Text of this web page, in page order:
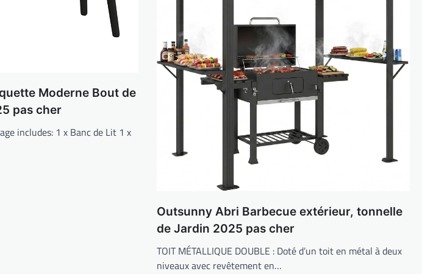
Moderne Bout de
pas cher
includes: 1 x Banc de Lit 1 x
Outsunny Abri Barbecue extérieur, tonnelle
de Jardin 2025 pas cher
TOIT MÉTALLIQUE DOUBLE : Doté d’un toit en métal à deux
niveaux avec revêtement en…